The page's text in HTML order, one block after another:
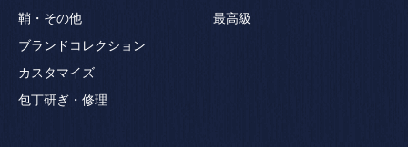
鞘・その他
ブランドコレクション
カスタマイズ
包丁研ぎ・修理
最高級